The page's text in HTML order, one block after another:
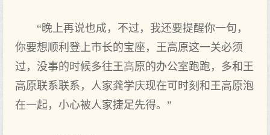
“晚上再说也成，不过，我还要提醒你一句，
你要想顺利登上市长的宝座，王高原这一关必须
过，没事的时候多往王高原的办公室跑跑，多和王
高原联系联系，人家龚学庆现在可时刻和王高原泡
在一起，小心被人家捷足先得。”